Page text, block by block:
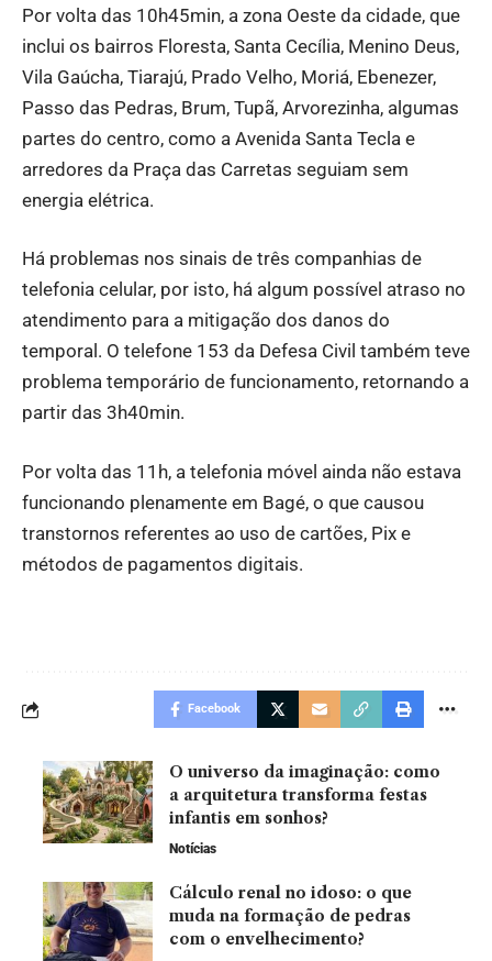
Por volta das 10h45min, a zona Oeste da cidade, que
inclui os bairros Floresta, Santa Cecília, Menino Deus,
Vila Gaúcha, Tiarajú, Prado Velho, Moriá, Ebenezer,
Passo das Pedras, Brum, Tupã, Arvorezinha, algumas
partes do centro, como a Avenida Santa Tecla e
arredores da Praça das Carretas seguiam sem
energia elétrica.
Há problemas nos sinais de três companhias de
telefonia celular, por isto, há algum possível atraso no
atendimento para a mitigação dos danos do
temporal. O telefone 153 da Defesa Civil também teve
problema temporário de funcionamento, retornando a
partir das 3h40min.
Por volta das 11h, a telefonia móvel ainda não estava
funcionando plenamente em Bagé, o que causou
transtornos referentes ao uso de cartões, Pix e
métodos de pagamentos digitais.
Facebook
O universo da imaginação: como
a arquitetura transforma festas
infantis em sonhos?
Notícias
Cálculo renal no idoso: o que
muda na formação de pedras
com o envelhecimento?